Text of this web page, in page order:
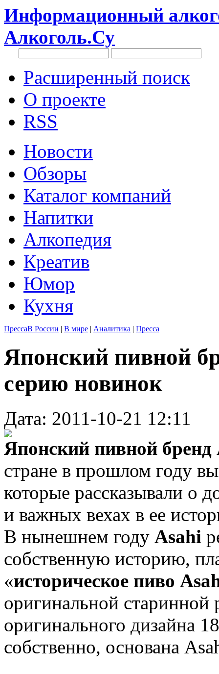
Информационный
Алкоголь.Су
Расширенный поиск
О проекте
RSS
Новости
Обзоры
Каталог компаний
Напитки
Алкопедия
Креатив
Юмор
Кухня
ПрессаВ России | В мире | Аналитика | Пресса
Японский пивной
серию новинок
Дата: 2011-10-21 12:11
Японский пивной бренд
стране в прошлом году
которые рассказывали о
и важных вехах в ее
В нынешнем году Asahi
собственную историю,
«историческое пиво
оригинальной старинной
оригинального дизайна
собственно, основана